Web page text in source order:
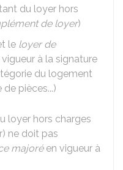
du loyer hors
de loyer)
le loyer de
à la signature
du logement
pièces...)
loyer hors charges
ne doit pas
majoréen vigueur à